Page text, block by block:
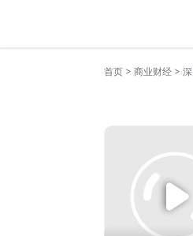
首页 > 商业财经 >